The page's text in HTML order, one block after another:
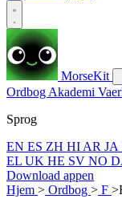
MorseKit
Ordbog Akademi
Sprog
EN ES ZH HI AR JA
EL UK HE SV NO
Download appen
Hjem > Ordbog > F >